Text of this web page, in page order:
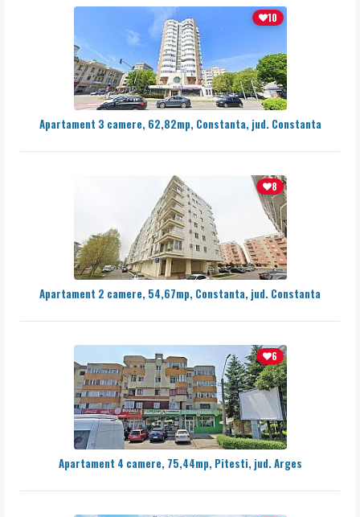
10
Apartament 3 camere, 62,82mp, Constanta, jud. Constanta
8
Apartament 2 camere, 54,67mp, Constanta, jud. Constanta
6
Apartament 4 camere, 75,44mp, Pitesti, jud. Arges